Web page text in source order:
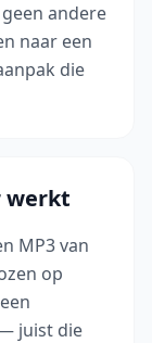
andere
naar een
die
werkt
MP3 van
op
juist die